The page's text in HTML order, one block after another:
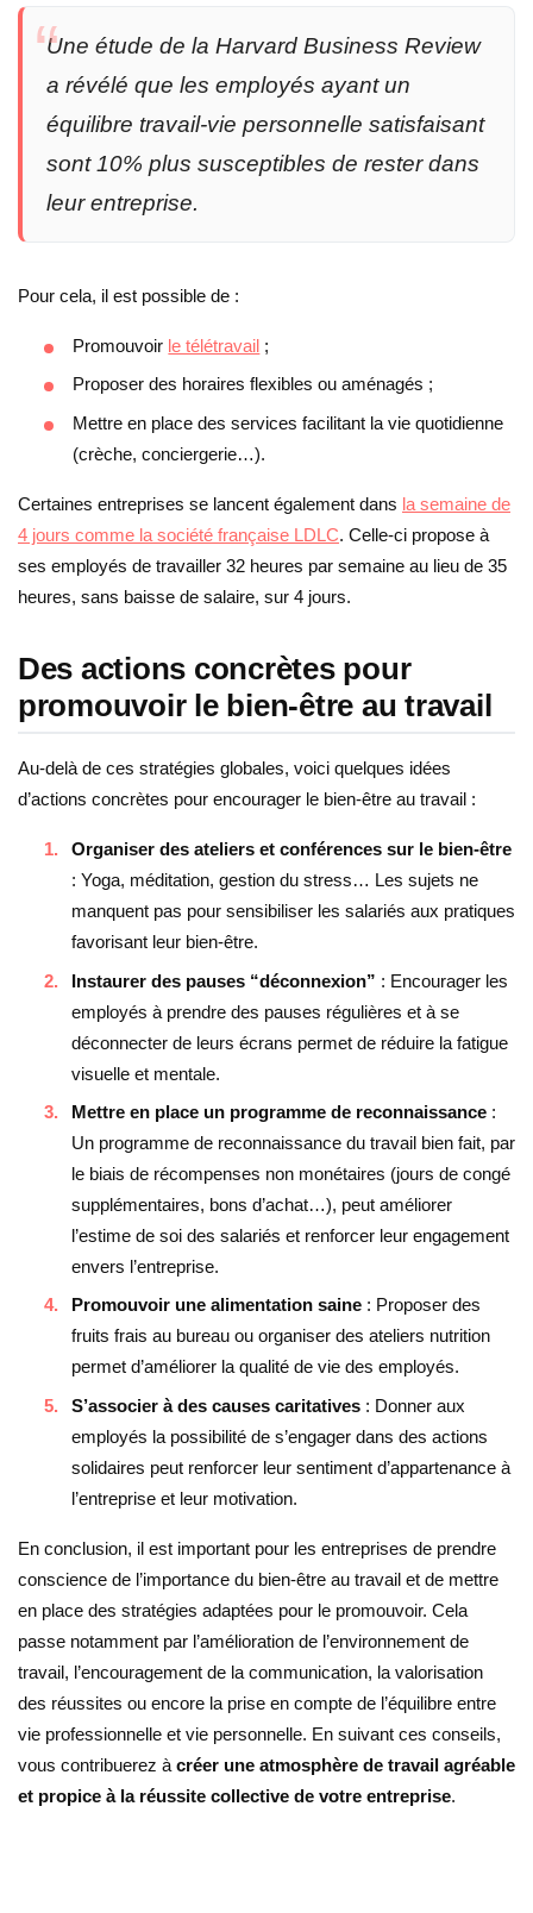
Une étude de la Harvard Business Review
a révélé que les employés ayant un
équilibre travail-vie personnelle satisfaisant
sont 10% plus susceptibles de rester dans
leur entreprise.
Pour cela, il est possible de :
Promouvoir le télétravail ;
Proposer des horaires flexibles ou aménagés ;
Mettre en place des services facilitant la vie quotidienne
(crèche, conciergerie…).
Certaines entreprises se lancent également dans la semaine de
4 jours comme la société française LDLC. Celle-ci propose à
ses employés de travailler 32 heures par semaine au lieu de 35
heures, sans baisse de salaire, sur 4 jours.
Des actions concrètes pour
promouvoir le bien-être au travail
Au-delà de ces stratégies globales, voici quelques idées
d’actions concrètes pour encourager le bien-être au travail :
Organiser des ateliers et conférences sur le bien-être
: Yoga, méditation, gestion du stress… Les sujets ne
manquent pas pour sensibiliser les salariés aux pratiques
favorisant leur bien-être.
Instaurer des pauses “déconnexion” : Encourager les
employés à prendre des pauses régulières et à se
déconnecter de leurs écrans permet de réduire la fatigue
visuelle et mentale.
Mettre en place un programme de reconnaissance:
Un programme de reconnaissance du travail bien fait, par
le biais de récompenses non monétaires (jours de congé
supplémentaires, bons d’achat…), peut améliorer
l’estime de soi des salariés et renforcer leur engagement
envers l’entreprise.
Promouvoir une alimentation saine: Proposer des
fruits frais au bureau ou organiser des ateliers nutrition
permet d’améliorer la qualité de vie des employés.
S’associer à des causes caritatives: Donner aux
employés la possibilité de s’engager dans des actions
solidaires peut renforcer leur sentiment d’appartenance à
l’entreprise et leur motivation.
En conclusion, il est important pour les entreprises de prendre
conscience de l’importance du bien-être au travail et de mettre
en place des stratégies adaptées pour le promouvoir. Cela
passe notamment par l’amélioration de l’environnement de
travail, l’encouragement de la communication, la valorisation
des réussites ou encore la prise en compte de l’équilibre entre
vie professionnelle et vie personnelle. En suivant ces conseils,
vous contribuerez à créer une atmosphère de travail agréable
et propice à la réussite collective de votre entreprise.